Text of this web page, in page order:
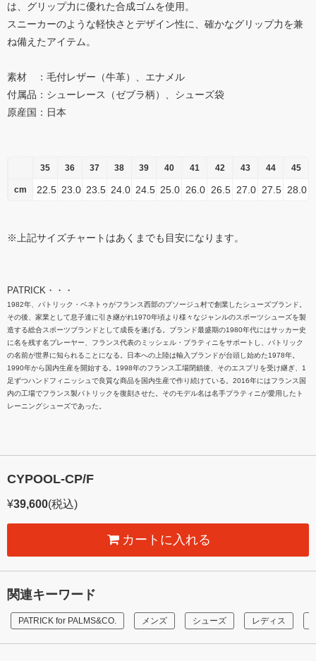
は、グリップ力に優れた合成ゴムを使用。
スニーカーのような軽快さとデザイン性に、確かなグリップ力を兼
ね備えたアイテム。
素材 ：毛付レザー（牛革）、エナメル
付属品：シューレース（ゼブラ柄）、シューズ袋
原産国：日本
35 36 37 38 39 40 41 42 43 44 45
cm 22.5 23.0 23.5 24.0 24.5 25.0 26.0 26.5 27.0 27.5 28.0
※上記サイズチャートはあくまでも目安になります。
PATRICK・・・
1982年、パトリック・ベネトゥがフランス西部のプソージュ村で創業したシューズブランド。
その後、家業として息子達に引き継がれ1970年頃より様々なジャンルのスポーツシューズを製
造する総合スポーツブランドとして成長を遂げる。ブランド最盛期の1980年代にはサッカー史
に名を残す名プレーヤー、フランス代表のミッシェル・プラティニをサポートし、パトリック
の名前が世界に知られることになる。日本への上陸は輸入ブランドが台頭し始めた1978年。
1990年から国内生産を開始する。1998年のフランス工場閉鎖後、そのエスプリを受け継ぎ、1
足ずつハンドフィニッシュで良質な商品を国内生産で作り続けている。2016年にはフランス国
内の工場でフランス製パトリックを復刻させた。そのモデル名は名手プラティニが愛用したト
レーニングシューズであった。
CYPOOL-CP/F
¥39,600(税込)
カートに入れる
関連キーワード
PATRICK for PALMS&CO. メンズ シューズ レディス